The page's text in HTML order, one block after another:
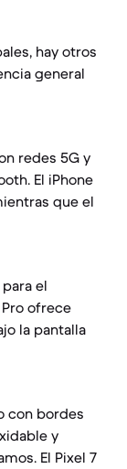
hay otros
general
redes 5G y
El iPhone
que el
para el
ofrece
la pantalla
con bordes
y
El Pixel 7